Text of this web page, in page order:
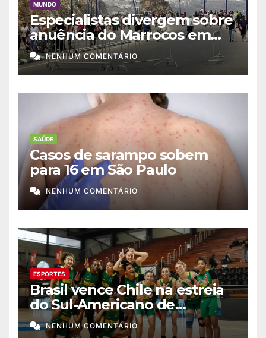
MUNDO
Especialistas divergem sobre
anuência do Marrocos em
migração a Ceuta
NENHUM COMENTÁRIO
SAÚDE
Casos de sarampo sobem
para 16 em São Paulo
NENHUM COMENTÁRIO
ESPORTES
Brasil vence Chile na estreia
do Sul-Americano de
basquete feminino
NENHUM COMENTÁRIO